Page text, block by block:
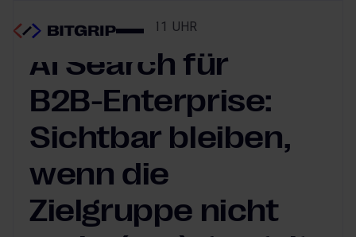
WEBINAR | 30.04.26, 11 UHR
AI Search für
B2B-Enterprise:
Sichtbar bleiben,
wenn die
Zielgruppe nicht